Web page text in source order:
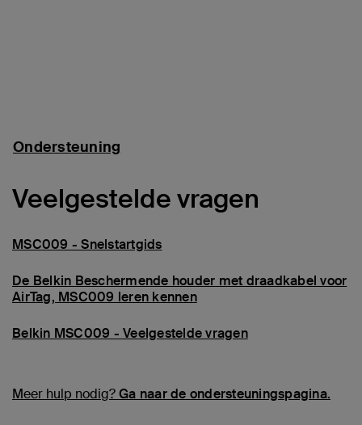
Ondersteuning
Veelgestelde vragen
MSC009 - Snelstartgids
De Belkin Beschermende houder met draadkabel voor
AirTag, MSC009 leren kennen
Belkin MSC009 - Veelgestelde vragen
Meer hulp nodig?Ga naar de ondersteuningspagina.